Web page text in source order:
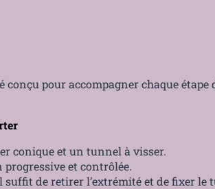
conçu pour accompagner chaque
conique et un tunnel à visser.
et contrôlée.
de retirer l’extrémité et de fixer le